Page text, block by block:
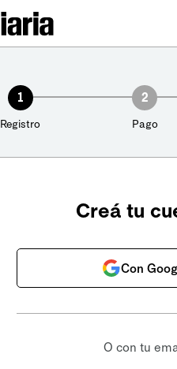
1
Registro
2
Pago
Creá tu
Con
O con tu